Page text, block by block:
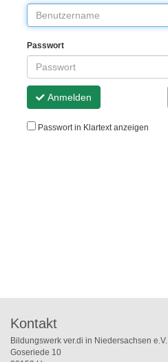
Passwort
Anmelden
Passwort in Klartext anzeigen
Kontakt
Bildungswerk ver.di in Niedersachsen e.V.
Goseriede 10